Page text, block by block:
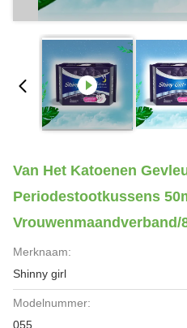
Van Het Katoenen
Periodestootkussens
Merknaam:
Shinny girl
Modelnummer:
055